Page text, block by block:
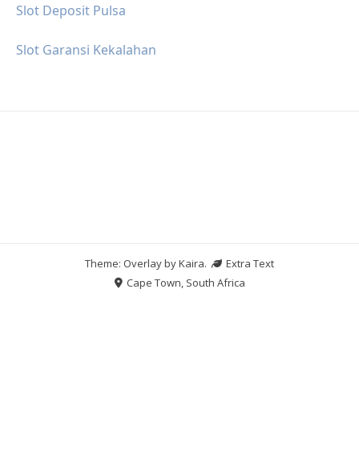
Slot Deposit Pulsa
Slot Garansi Kekalahan
Theme: Overlay byKaira.
Extra Text
Cape Town, South Africa